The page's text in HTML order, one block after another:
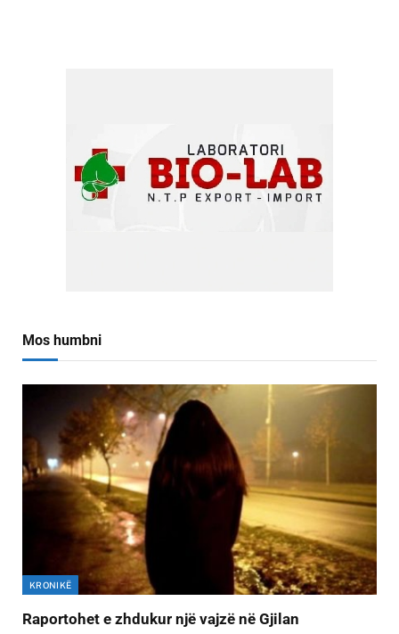
Mos humbni
KRONIKË
Raportohet e zhdukur një vajzë në Gjilan